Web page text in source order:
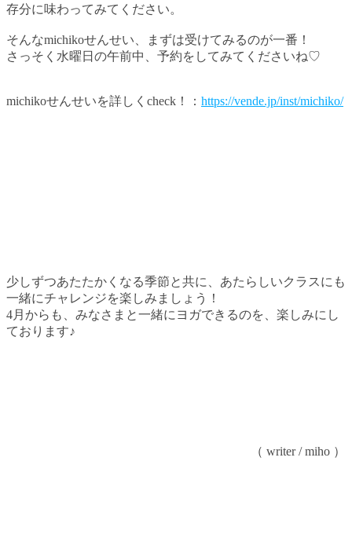
存分に味わってみてください。
そんなmichikoせんせい、まずは受けてみるのが一番！
さっそく水曜日の午前中、予約をしてみてくださいね♡
michikoせんせいを詳しくcheck！： https://vende.jp/inst/michiko/
少しずつあたたかくなる季節と共に、あたらしいクラスにも
一緒にチャレンジを楽しみましょう！
4月からも、みなさまと一緒にヨガできるのを、楽しみにし
ております♪
（ writer / miho ）